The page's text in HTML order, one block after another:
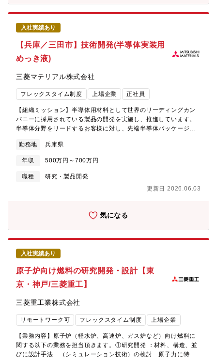
販を目指します。【主な対象商品】化学プラントや自動車（燃料
電池、熱交換器、排気マフラー、電解槽）で使用されるチタン圧
延材、航空機に使用される鍛造材等【テーマ例】・海水・酸への
耐食性を活かした、水素・再エネ電力を主としたカーボンニュー
トラル関連分野へのPR・新規差別化として、再エネ電力や環境対
策排水処理における新機能ニーズの探索【組織構成】素形材事業
部門 チタンユニット チタン工場技術部 開発室 室長＋3Gr体制
本ポジションは商品技術Grへの配属を想定しております。【募集
背景】同社はチタンの原料から製品までの一貫生産体制をもち、
航空機用チタン合金鍛造品及び電力・電解・熱交換器用純チタン
これまでチタンは、軽くて強い航空機向けや、錆びないプラント
向けといった構造材料としての需要が中心でしたが、近年の環境
対応に伴い、新エネルギーや電装化に資する機能材料として爆発
的な需要が生まれています。そのため、既存製品を売るだけでな
新規開発・用途開拓・既存技術拡販に取り組んでくださる研究開
属予定の商品技術Grではなく、プロセス開発Gr・材料開発Grのい
ずれかに所属し、プロセス開発・改善業務を行いながら工程や製
を段階的に増やし、1人前を目指します。●入社数年後：兵庫エリ
衝において海外出張等の機会もございます。【魅力・やりがい】
発ができます。◎最先端の材料開発に携わることができ、早いう
ちから裁量を持って業務に取り組むことができ、活躍の機会が多
い環境です。海外も含めて、多くのお客様との技術ディスカッシ
ョンや学会・協会活動を通じて自身のスキルアップも図ることが
できます。また、お客様との共同研究などもあり、仕事の幅が広
がり、スキルアップも行えます。◎環境対応の拡大に伴い、新し
い需要の創出が期待される市場に身を置くことで、社会貢献を行
いながら、スキル・経験を身につけることができます。また、同
社はチタンだけでなく、鉄やアルミなど様々な素材・製品・技術
を扱っているため、同社独自のシナジー効果をスピード感をもっ
入社実績あり
【兵庫／三田市】技術開発(半導体実装用
めっき液)
三菱マテリアル株式会社
フレックスタイム制度 上場企業 正社員
【組織ミッション】半導体用材料として世界のリーディングカン
パニーに採用されている製品の開発を実施し、推進しています。
半導体分野をリードするお客様に対し、先端半導体パッケージに
つである半導体実装用めっき液開発を担当いただきます。開発テ
ーマ担当者として製品開発の為の試験計画を立て、一部は実作業
も行いますが、メンバーに業務を指示し、データを集約すること
で早期に製品開発を行っています。また製品設計においては、製
証、工程設計の組み立て等を、周囲の助力を得ながら製品の上市
もに顧客へ訪問し、自ら技術プレゼンを行い、ニーズの聴取や顧
客採用、量産適用に対する技術フォローを行います。【将来的に
お任せしたい業務】マネジメント職として、開発戦略や工場運営
に関連する業務を担っていただきたいと考えます。【可能性のあ
るキャリアステップ】管理職として、製造管理部門や他拠点の研
究開発部門、営業部、本社管理部門に携わる可能性もあります。
【組織構成】三田工場 技術開発室 実装プロセスグループ管理
職 ：男性3名（30代～40代）正社員 ：男性9名、女性2名（平
均30代前半）契約社員：男性1名、女性5名（30代～50代）経験
だきます。〇残業：平均20時間/月〇出張：月に数回程度ありま
す。出張先は、お客様、協力会社、学会、展示会など。海外出張
もあります。【仕事上のやりがい・厳しさ】・世界をリードする
への開発業務です。主要なお客様とは定期的にミーティングを開
催しています。ミーティングにおいては先端半導体に対するニー
ズや技術動向に関して議論が交わすこととなり、周囲の製品開発
勤務地 兵庫県
年収 500万円～700万円
職種
研究・製品開発
更新日 2026.06.03
気になる
入社実績あり
原子炉向け燃料の研究開発・設計【東
京・神戸/三菱重工】
三菱重工業株式会社
リモートワーク可 フレックスタイム制度 上場企業
【業務内容】原子炉（軽水炉、高速炉、ガス炉など）向け燃料に
関する以下の業務を担当頂きます。①研究開発 ：材料、構造、並
びに設計手法 （シミュレーション技術）の検討 原子力に特化